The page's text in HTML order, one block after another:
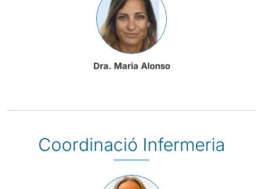
Dra. Maria Alonso
Coordinació Infermeria